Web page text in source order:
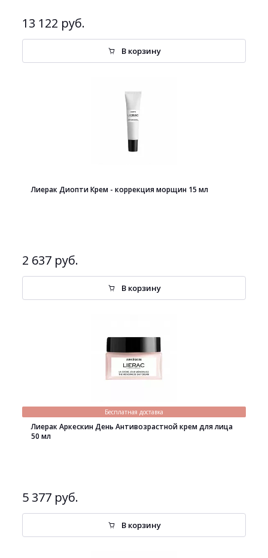
13 122 руб.
В корзину
Лиерак Диопти Крем - коррекция морщин 15 мл
2 637 руб.
В корзину
Бесплатная доставка
Лиерак Аркескин День Антивозрастной крем для лица
50 мл
5 377 руб.
В корзину